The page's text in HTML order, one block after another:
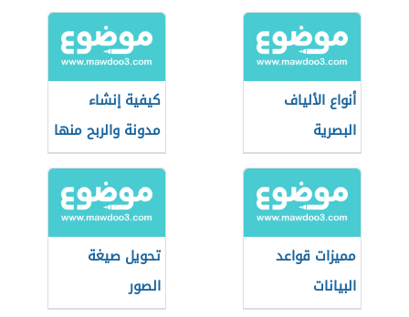
أنواع الألياف
البصرية
واستخدامات كل
نوع منها
كيفية إنشاء
مدونة والربح منها
مميزات قواعد
البيانات
تحويل صيغة
الصور